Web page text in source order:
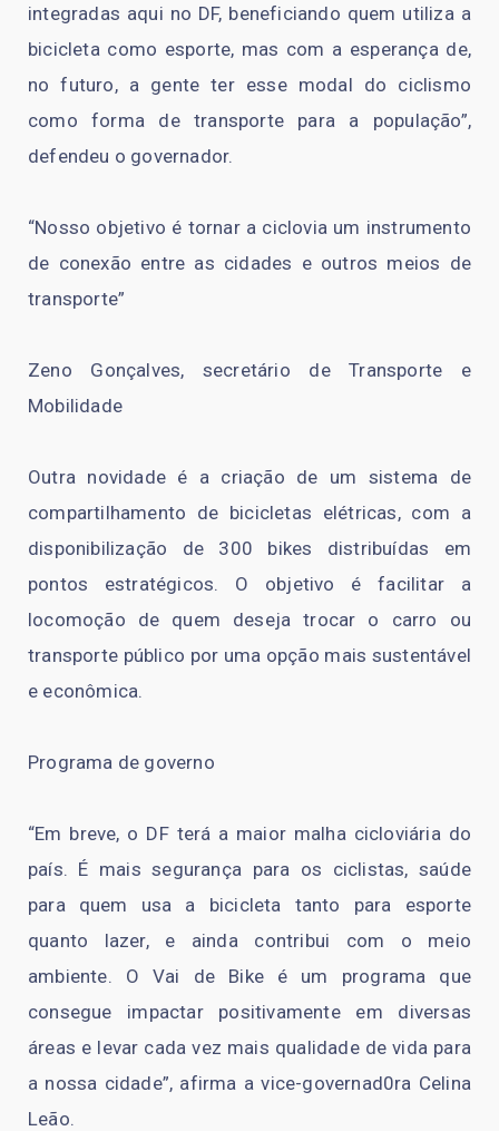
integradas aqui no DF, beneficiando quem utiliza a
bicicleta como esporte, mas com a esperança de,
no futuro, a gente ter esse modal do ciclismo
como forma de transporte para a população”,
defendeu o governador.
“Nosso objetivo é tornar a ciclovia um instrumento
de conexão entre as cidades e outros meios de
transporte”
Zeno Gonçalves, secretário de Transporte e
Mobilidade
Outra novidade é a criação de um sistema de
compartilhamento de bicicletas elétricas, com a
disponibilização de 300 bikes distribuídas em
pontos estratégicos. O objetivo é facilitar a
locomoção de quem deseja trocar o carro ou
transporte público por uma opção mais sustentável
e econômica.
Programa de governo
“Em breve, o DF terá a maior malha cicloviária do
país. É mais segurança para os ciclistas, saúde
para quem usa a bicicleta tanto para esporte
quanto lazer, e ainda contribui com o meio
ambiente. O Vai de Bike é um programa que
consegue impactar positivamente em diversas
áreas e levar cada vez mais qualidade de vida para
a nossa cidade”, afirma a vice-governad0ra Celina
Leão.